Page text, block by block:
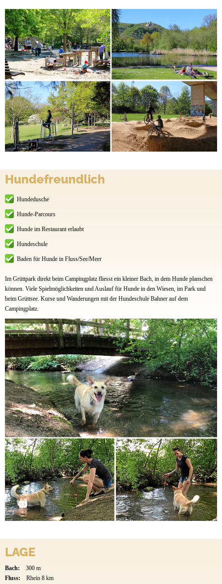
Hundefreundlich
Hundedusche
Hunde-Parcours
Hunde im Restaurant erlaubt
Hundeschule
Baden für Hunde in Fluss/See/Meer
Im Grüttpark direkt beim Campingplatz fliesst ein kleiner Bach, in dem Hunde planschen
können. Viele Spielmöglichkeiten und Auslauf für Hunde in den Wiesen, im Park und
beim Grüttsee. Kurse und Wanderungen mit der Hundeschule Bahner auf dem
Campingplatz.
LAGE
Bach:
300 m
Fluss:
Rhein 8 km